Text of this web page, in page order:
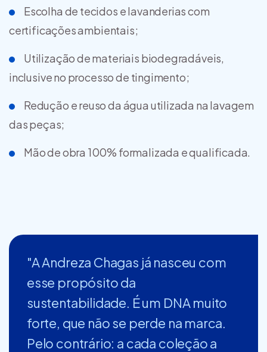
Escolha de tecidos e lavanderias com
certificações ambientais;
Utilização de materiais biodegradáveis,
inclusive no processo de tingimento;
Redução e reuso da água utilizada na lavagem
das peças;
Mão de obra 100% formalizada e qualificada.
"A Andreza Chagas já nasceu com
esse propósito da
sustentabilidade. É um DNA muito
forte, que não se perde na marca.
Pelo contrário: a cada coleção a